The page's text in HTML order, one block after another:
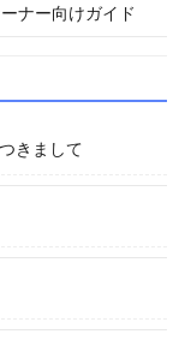
ナー向けガイド
きまして